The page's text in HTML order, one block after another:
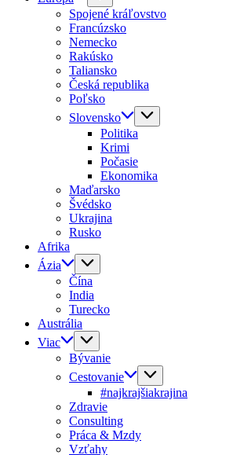
Spojené kráľovstvo
Francúzsko
Nemecko
Rakúsko
Taliansko
Česká republika
Poľsko
Slovensko
Politika
Krimi
Počasie
Ekonomika
Maďarsko
Švédsko
Ukrajina
Rusko
Afrika
Ázia
Čína
India
Turecko
Austrália
Viac
Bývanie
Cestovanie
#najkrajšiakrajina
Zdravie
Consulting
Práca & Mzdy
Vzťahy